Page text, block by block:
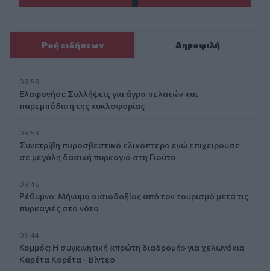
Ροή ειδήσεων Δημοφιλή
09:59
Ελαφονήσι: Συλλήψεις για άγρα πελατών και
παρεμπόδιση της κυκλοφορίας
09:53
Συνετρίβη πυροσβεστικό ελικόπτερο ενώ επιχειρούσε
σε μεγάλη δασική πυρκαγιά στη Γιούτα
09:46
Ρέθυμνο: Μήνυμα αισιοδοξίας από τον τουρισμό μετά τις
πυρκαγιές στο νότο
09:44
Κομμός: Η συγκινητική «πρώτη διαδρομή» για χελωνάκια
Καρέτα Καρέτα - Βίντεο